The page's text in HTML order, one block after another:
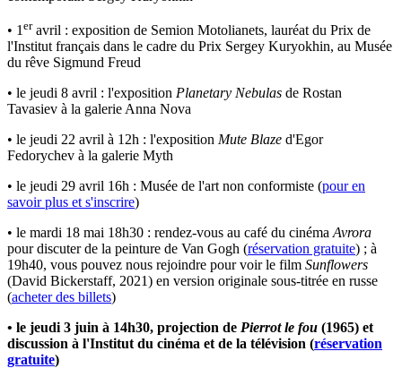
• 1 eravril : exposition de Semion Motolianets, lauréat du Prix de
l'Institut français dans le cadre du Prix Sergey Kuryokhin, au Musée
du rêve Sigmund Freud
• le jeudi 8 avril : l'exposition Planetary Nebulas de Rostan
Tavasiev à la galerie Anna Nova
• le jeudi 22 avril à 12h : l'exposition Mute Blaze d'Egor
Fedorychev à la galerie Myth
• le jeudi 29 avril 16h : Musée de l'art non conformiste (pour en
savoir plus et s'inscrire)
• le mardi 18 mai 18h30 : rendez-vous au café du cinéma Avrora
pour discuter de la peinture de Van Gogh (réservation gratuite) ; à
19h40, vous pouvez nous rejoindre pour voir le film Sunflowers
(David Bickerstaff, 2021) en version originale sous-titrée en russe
(acheter des billets)
• le jeudi 3 juin à 14h30, projection de Pierrot le fou (1965) et
discussion à l'Institut du cinéma et de la télévision (réservation
gratuite)